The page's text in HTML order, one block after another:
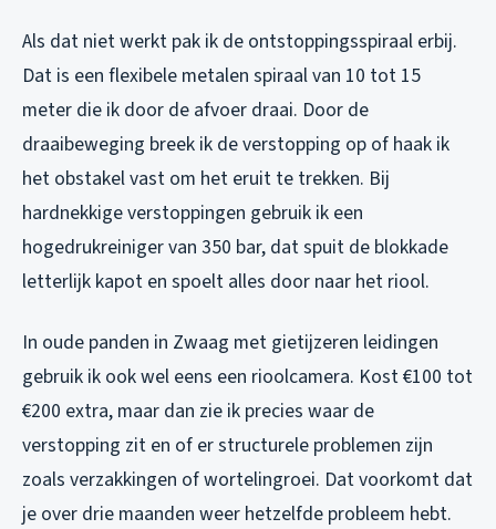
Als dat niet werkt pak ik de ontstoppingsspiraal erbij.
Dat is een flexibele metalen spiraal van 10 tot 15
meter die ik door de afvoer draai. Door de
draaibeweging breek ik de verstopping op of haak ik
het obstakel vast om het eruit te trekken. Bij
hardnekkige verstoppingen gebruik ik een
hogedrukreiniger van 350 bar, dat spuit de blokkade
letterlijk kapot en spoelt alles door naar het riool.
In oude panden in Zwaag met gietijzeren leidingen
gebruik ik ook wel eens een rioolcamera. Kost €100 tot
€200 extra, maar dan zie ik precies waar de
verstopping zit en of er structurele problemen zijn
zoals verzakkingen of wortelingroei. Dat voorkomt dat
je over drie maanden weer hetzelfde probleem hebt.